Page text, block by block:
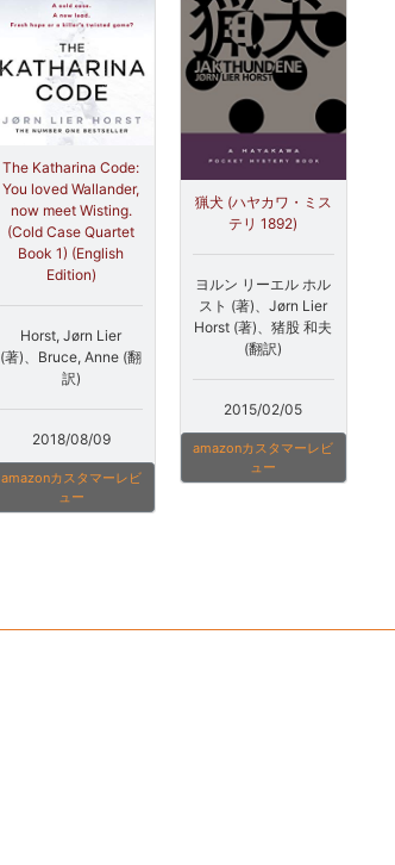
The Katharina Code:
You loved Wallander,
now meet Wisting.
(Cold Case Quartet
Book 1) (English
Edition)
Horst, Jørn Lier
(著)、Bruce, Anne (翻
訳)
2018/08/09
amazonカスタマーレビ
ュー
猟犬 (ハヤカワ・ミス
テリ 1892)
ヨルン リーエル ホル
スト (著)、Jørn Lier
Horst (著)、猪股 和夫
(翻訳)
2015/02/05
amazonカスタマーレビ
ュー